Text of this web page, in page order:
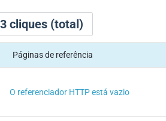
cliques (total)
Páginas de referência
O referenciador HTTP está vazio